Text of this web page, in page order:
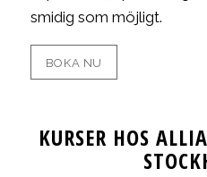
smidig som möjligt.
BOKA NU
KURSER HOS